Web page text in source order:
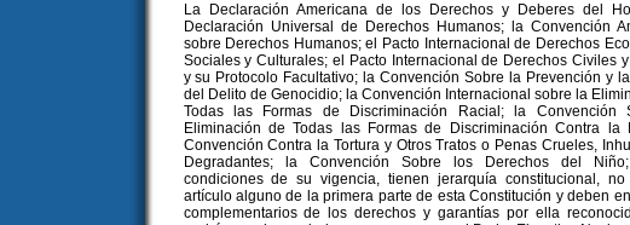
La Declaración Americana de los Derechos y Deberes del
Declaración Universal de Derechos Humanos; la Convención
sobre Derechos Humanos; el Pacto Internacional de Derechos
Sociales y Culturales; el Pacto Internacional de Derechos Civiles
y su Protocolo Facultativo; la Convención Sobre la Prevención y
del Delito de Genocidio; la Convención Internacional sobre la
Todas las Formas de Discriminación Racial; la Convención
Eliminación de Todas las Formas de Discriminación Contra la
Convención Contra la Tortura y Otros Tratos o Penas Crueles,
Degradantes; la Convención Sobre los Derechos del
condiciones de su vigencia, tienen jerarquía constitucional, no
artículo alguno de la primera parte de esta Constitución y deben
complementarios de los derechos y garantías por ella